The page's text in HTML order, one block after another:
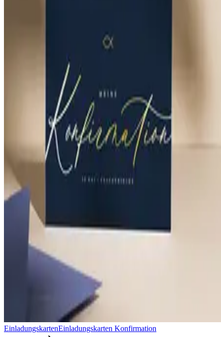
EinladungskartenEinladungskarten Konfirmation